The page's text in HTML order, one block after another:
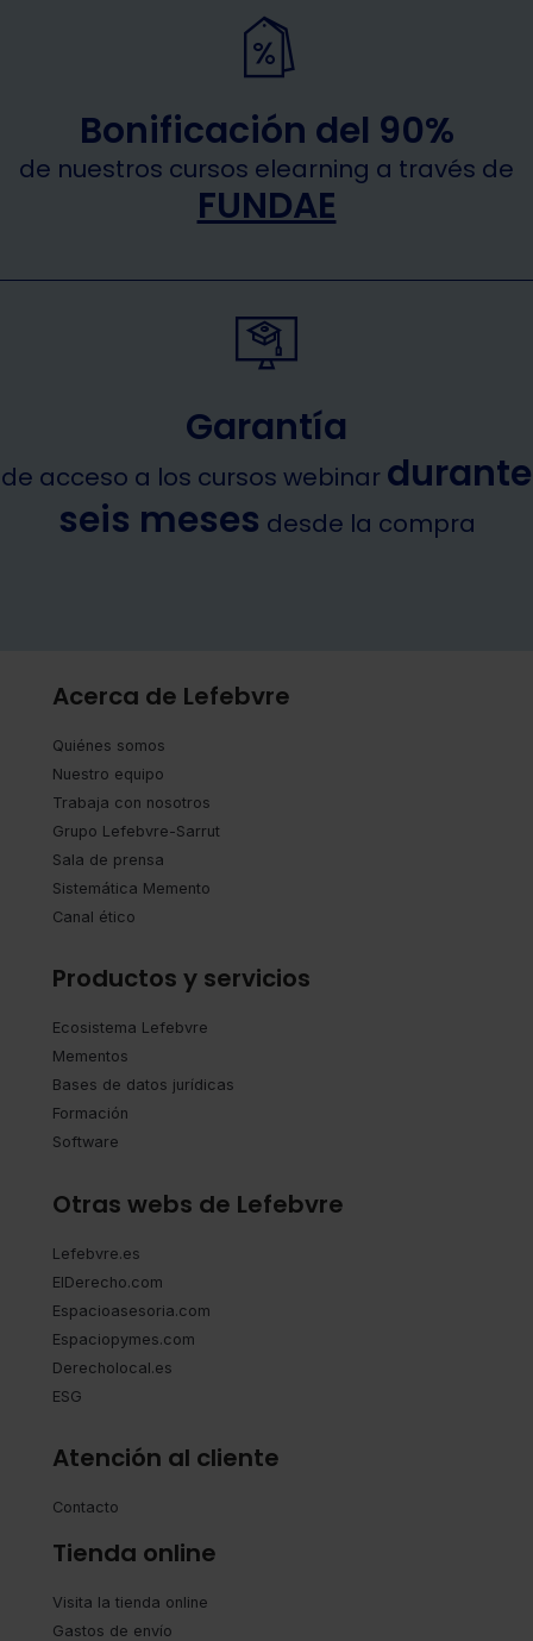
Bonificación del 90%
de nuestros cursos elearning a través de
FUNDAE
Garantía
de acceso a los cursos webinar durante
seis meses desde la compra
Acerca de Lefebvre
Quiénes somos
Nuestro equipo
Trabaja con nosotros
Grupo Lefebvre-Sarrut
Sala de prensa
Sistemática Memento
Canal ético
Productos y servicios
Ecosistema Lefebvre
Mementos
Bases de datos jurídicas
Formación
Software
Otras webs de Lefebvre
Lefebvre.es
ElDerecho.com
Espacioasesoria.com
Espaciopymes.com
Derecholocal.es
ESG
Atención al cliente
Contacto
Tienda online
Visita la tienda online
Gastos de envío